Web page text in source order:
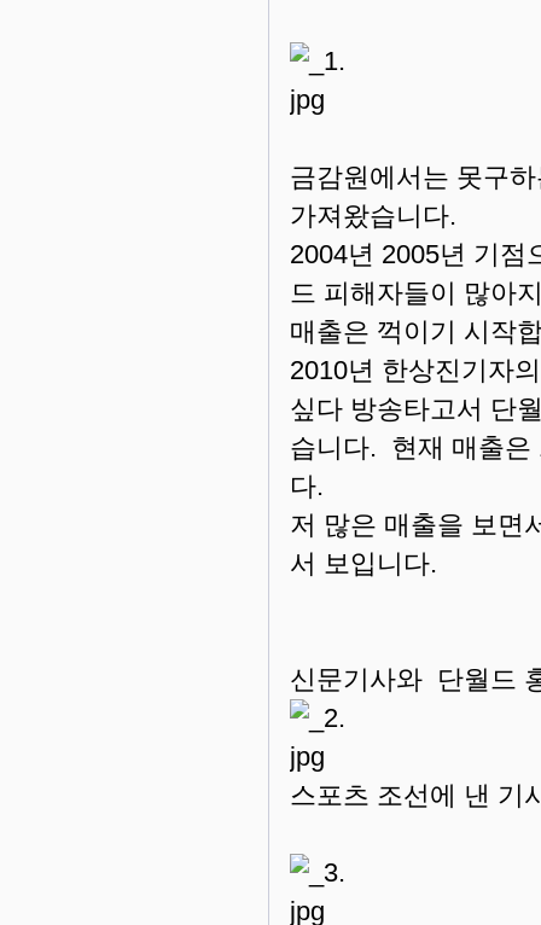
금감원에서는 못구
가져왔습니다.
2004년 2005년 기
드 피해자들이 많아
매출은 꺽이기 시작
2010년 한상진기자
싶다 방송타고서 단
습니다. 현재 매출은
다.
저 많은 매출을 보면
서 보입니다.
신문기사와 단월드
스포츠 조선에 낸